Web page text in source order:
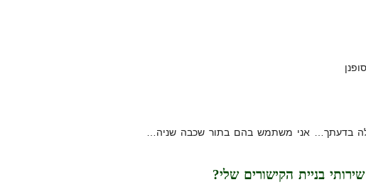
בדעתך… אני משתמש בהם בתור שכבה שניה…
בניית הקישורים שלי?